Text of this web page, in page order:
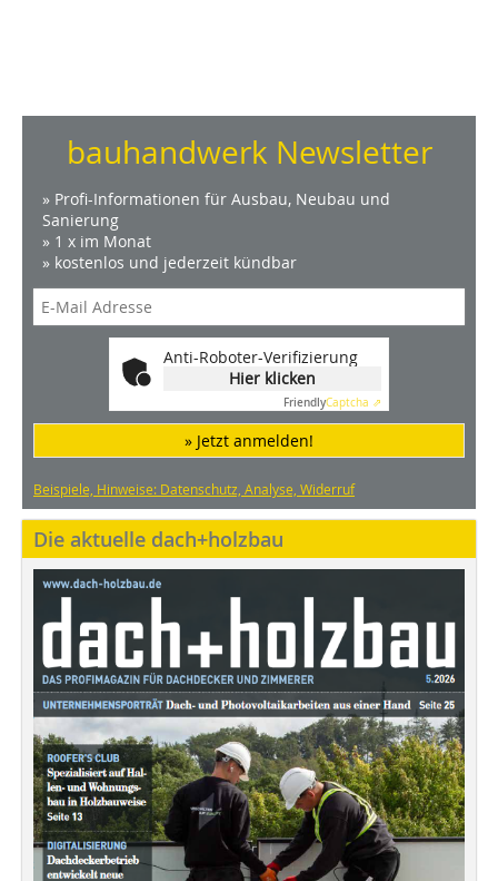
bauhandwerk Newsletter
» Profi-Informationen für Ausbau, Neubau und
Sanierung
» 1 x im Monat
» kostenlos und jederzeit kündbar
Anti-Roboter-Verifizierung
Hier klicken
FriendlyCaptcha ⇗
» Jetzt anmelden!
Beispiele, Hinweise: Datenschutz, Analyse, Widerruf
Die aktuelle dach+holzbau